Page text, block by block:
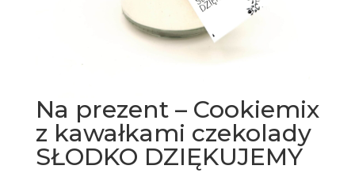
Na prezent – Cookiemix
z kawałkami czekolady
SŁODKO DZIĘKUJEMY